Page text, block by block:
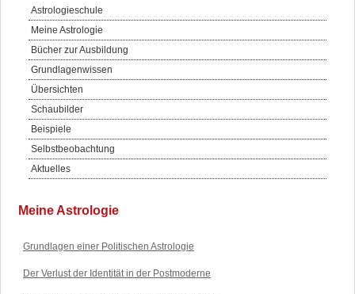
Anfahrt
Termine
Kontakt
Honorare
Links
Astrologieschule
Meine Astrologie
Bücher zur Ausbildung
Grundlagenwissen
Übersichten
Schaubilder
Beispiele
Selbstbeobachtung
Aktuelles
Meine Astrologie
Grundlagen einer Politischen Astrologie
Der Verlust der Identität in der Postmoderne